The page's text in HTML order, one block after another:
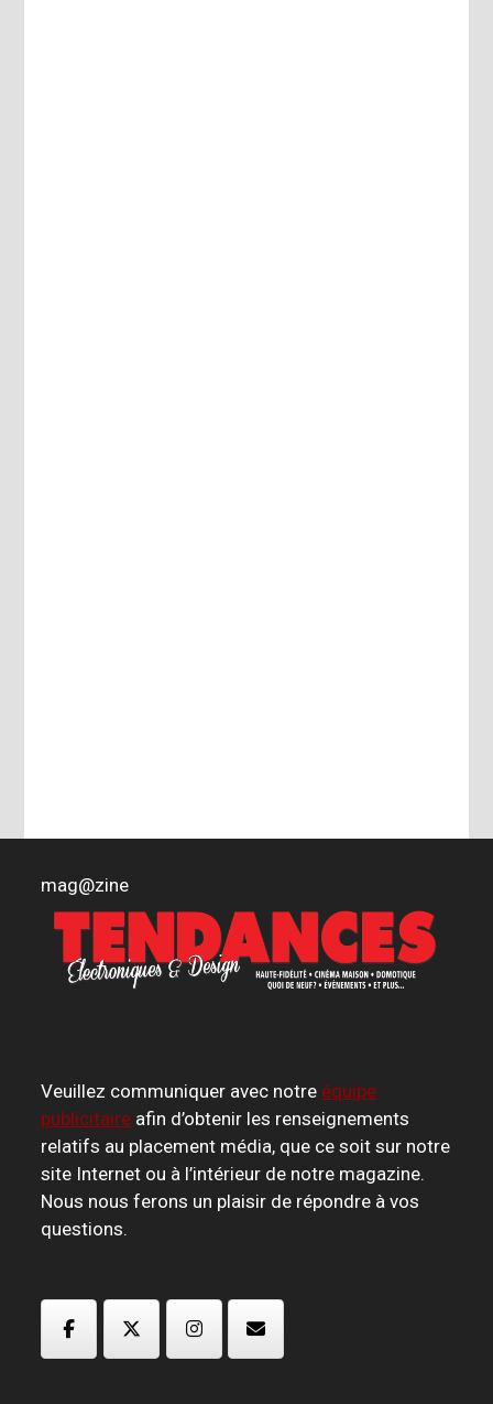
mag@zine
Veuillez communiquer avec notre équipe
publicitaire afin d’obtenir les renseignements
relatifs au placement média, que ce soit sur notre
site Internet ou à l’intérieur de notre magazine.
Nous nous ferons un plaisir de répondre à vos
questions.